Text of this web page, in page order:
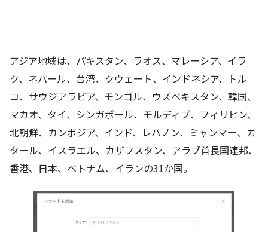
アジア地域は、パキスタン、ラオス、マレーシア、イラ
ク、ネパール、台湾、クウェート、インドネシア、トル
コ、サウジアラビア、モンゴル、ウズベキスタン、韓国、
マカオ、タイ、シンガポール、モルディブ、フィリピン、
北朝鮮、カンボジア、インド、レバノン、ミャンマー、カ
タール、イスラエル、カザフスタン、アラブ首長国連邦、
香港、日本、ベトナム、イランの31か国。